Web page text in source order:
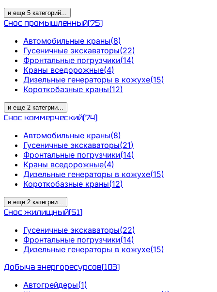
и еще 5 категорий...
Снос промышленный(75)
Автомобильные краны(8)
Гусеничные экскаваторы(22)
Фронтальные погрузчики(14)
Краны вседорожные(4)
Дизельные генераторы в кожухе(15)
Короткобазные краны(12)
и еще 2 категрии...
Снос коммерческий(74)
Автомобильные краны(8)
Гусеничные экскаваторы(21)
Фронтальные погрузчики(14)
Краны вседорожные(4)
Дизельные генераторы в кожухе(15)
Короткобазные краны(12)
и еще 2 категрии...
Снос жилищный(51)
Гусеничные экскаваторы(22)
Фронтальные погрузчики(14)
Дизельные генераторы в кожухе(15)
Добыча энергоресурсов(103)
Автогрейдеры(1)